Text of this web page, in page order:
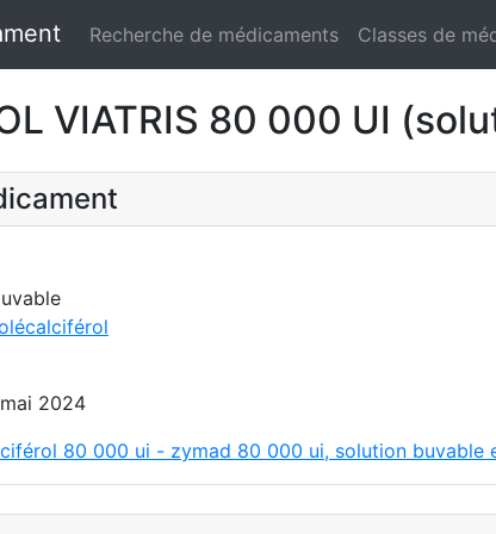
Recherche de médicaments Classes de
VIATRIS 80 000 UI
2024
80 000 ui - zymad 80 000 ui, solution buvable